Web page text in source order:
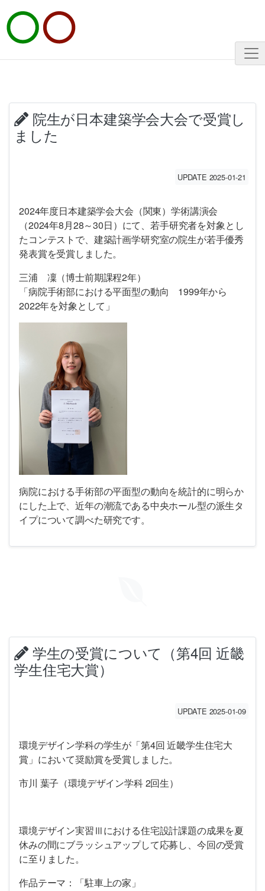
院生が日本建築学会大会で受賞し
ました
UPDATE 2025-01-21
2024年度日本建築学会大会（関東）学術講演会
（2024年8月28～30日）にて、若手研究者を対象とし
たコンテストで、建築計画学研究室の院生が若手優秀
発表賞を受賞しました。
三浦 凜（博士前期課程2年）
「病院手術部における平面型の動向 1999年から
2022年を対象として」
病院における手術部の平面型の動向を統計的に明らか
にした上で、近年の潮流である中央ホール型の派生タ
イプについて調べた研究です。
学生の受賞について（第4回 近畿
学生住宅大賞）
UPDATE 2025-01-09
環境デザイン学科の学生が「第4回 近畿学生住宅大
賞」において奨励賞を受賞しました。
市川 葉子（環境デザイン学科 2回生）
環境デザイン実習Ⅲにおける住宅設計課題の成果を夏
休みの間にブラッシュアップして応募し、今回の受賞
に至りました。
作品テーマ：「駐車上の家」